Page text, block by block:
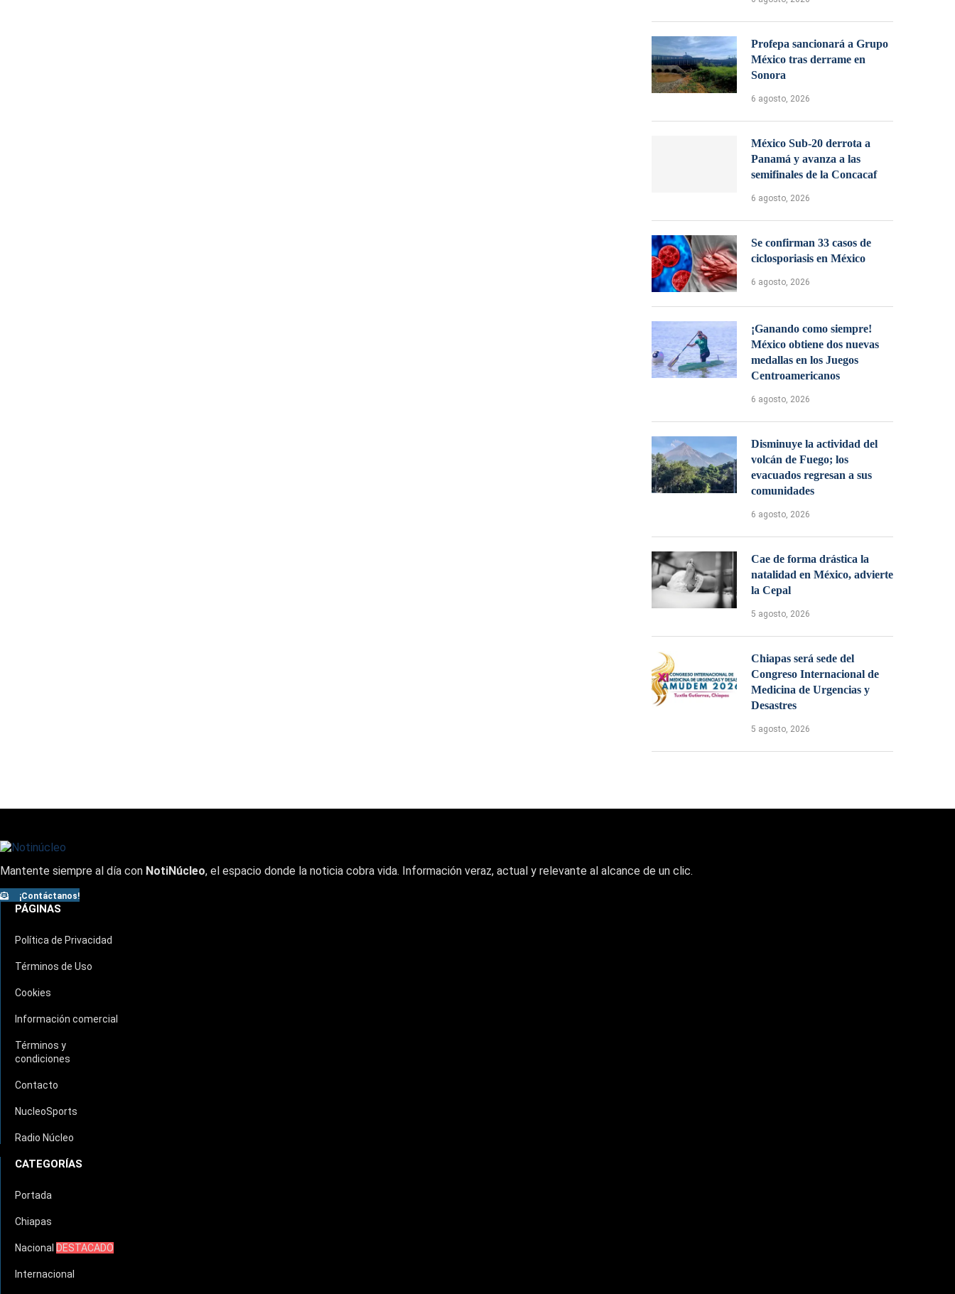
Profepa sancionará a Grupo
México tras derrame en
Sonora
6 agosto, 2026
México Sub-20 derrota a
Panamá y avanza a las
semifinales de la Concacaf
6 agosto, 2026
Se confirman 33 casos de
ciclosporiasis en México
6 agosto, 2026
¡Ganando como siempre!
México obtiene dos nuevas
medallas en los Juegos
Centroamericanos
6 agosto, 2026
Disminuye la actividad del
volcán de Fuego; los
evacuados regresan a sus
comunidades
6 agosto, 2026
Cae de forma drástica la
natalidad en México, advierte
la Cepal
5 agosto, 2026
Chiapas será sede del
Congreso Internacional de
Medicina de Urgencias y
Desastres
5 agosto, 2026
Mantente siempre al día con NotiNúcleo, el espacio donde la noticia cobra vida. Información veraz, actual y relevante al alcance de un clic.
¡Contáctanos!
PÁGINAS
Política de Privacidad
Términos de Uso
Cookies
Información comercial
Términos y
condiciones
Contacto
NucleoSports
Radio Núcleo
CATEGORÍAS
Portada
Chiapas
Nacional DESTACADO
Internacional